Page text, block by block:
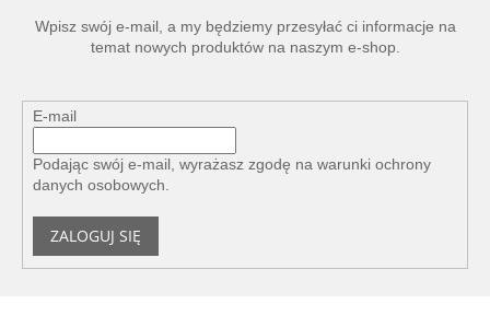
Wpisz swój e-mail, a my będziemy przesyłać ci informacje na
temat nowych produktów na naszym e-shop.
E-mail
Podając swój e-mail, wyrażasz zgodę na warunki ochrony
danych osobowych.
ZALOGUJ SIĘ